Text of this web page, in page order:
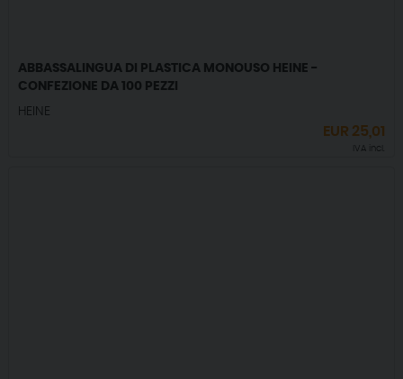
ABBASSALINGUA DI PLASTICA MONOUSO HEINE -
CONFEZIONE DA 100 PEZZI
HEINE
EUR 25,01
IVA incl.